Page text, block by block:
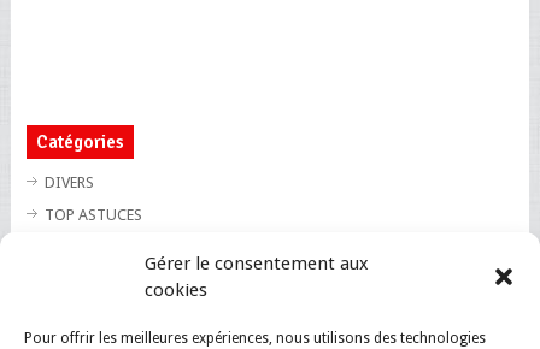
Gérer le consentement aux
cookies
Pour offrir les meilleures expériences, nous utilisons des technologies
Catégories
DIVERS
TOP ASTUCES
TOP INSOLITE